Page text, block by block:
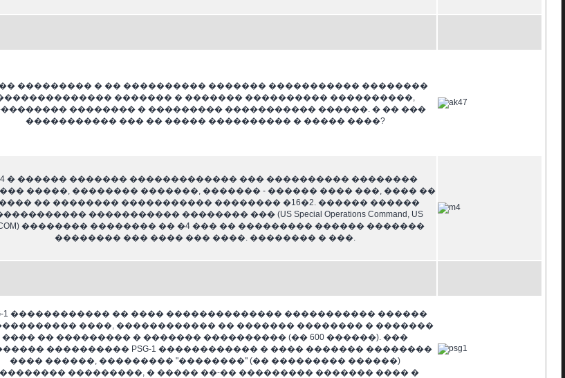
��������� � �� ���������� ������� ����������� ��������
������� � ������� ���������� ����������,
�������� � ��������� ����������� ������. � �� ���
����������� ��� �� ����� ���������� � ����� ����?
� ������ ������� ������������� ��� ���������� ��������
�����, �������� �������, ������� - ������ ���� ���, ���� ��
�� �������� ����������� �������� �16�2. ������ ������
����������� �������� ��� (US Special Operations Command, US
�������� �������� �� �4 ��� �� ��������� ������ �������
�������� ��� ���� ��� ����. �������� � ���.
1 ������������ �� ���� �������������� ����������� ������
����, ������������ �� ������� �������� � �������
���� �� ��������� � ������� ���������� (�� 600 ������). ���
���������� PSG-1 ������������ � ���� ������� ��������
���� ������, ��������� "��������" (�� ��������� ������)
���������, � ����� ��-�� ��������� ������� ���� �